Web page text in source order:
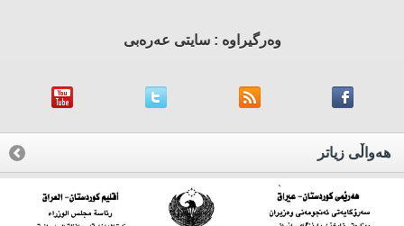
وه‌رگیراوه‌ : سایتی عه‌ره‌بی
هه‌واڵی زیاتر